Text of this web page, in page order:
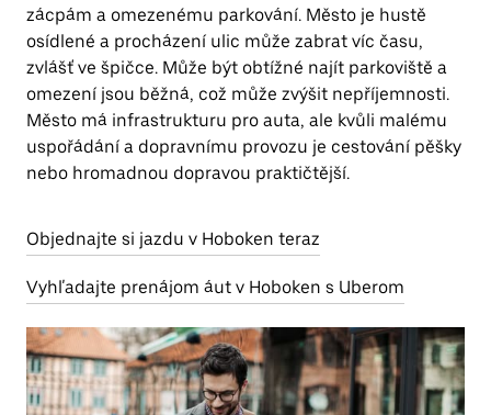
zácpám a omezenému parkování. Město je hustě
osídlené a procházení ulic může zabrat víc času,
zvlášť ve špičce. Může být obtížné najít parkoviště a
omezení jsou běžná, což může zvýšit nepříjemnosti.
Město má infrastrukturu pro auta, ale kvůli malému
uspořádání a dopravnímu provozu je cestování pěšky
nebo hromadnou dopravou praktičtější.
Objednajte si jazdu v Hoboken teraz
Vyhľadajte prenájom áut v Hoboken s Uberom